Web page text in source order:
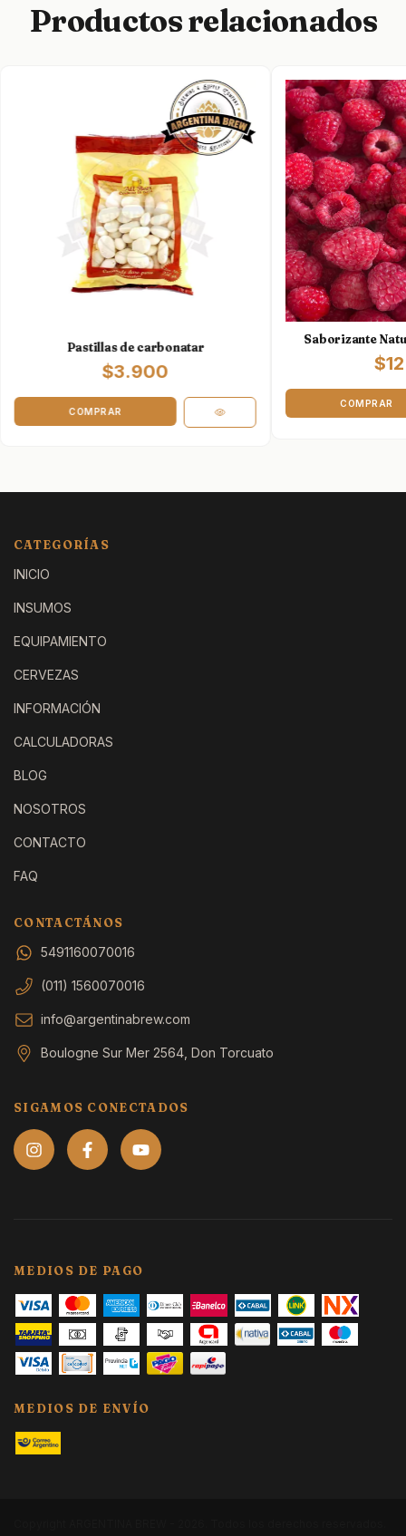
Productos relacionados
Pastillas de carbonatar
$3.900
Saborizante
COMPRAR
CATEGORÍAS
INICIO
INSUMOS
EQUIPAMIENTO
CERVEZAS
INFORMACIÓN
CALCULADORAS
BLOG
NOSOTROS
CONTACTO
FAQ
CONTACTÁNOS
5491160070016
(011) 1560070016
info@argentinabrew.com
Boulogne Sur Mer 2564, Don Torcuato
SIGAMOS CONECTADOS
MEDIOS DE PAGO
MEDIOS DE ENVÍO